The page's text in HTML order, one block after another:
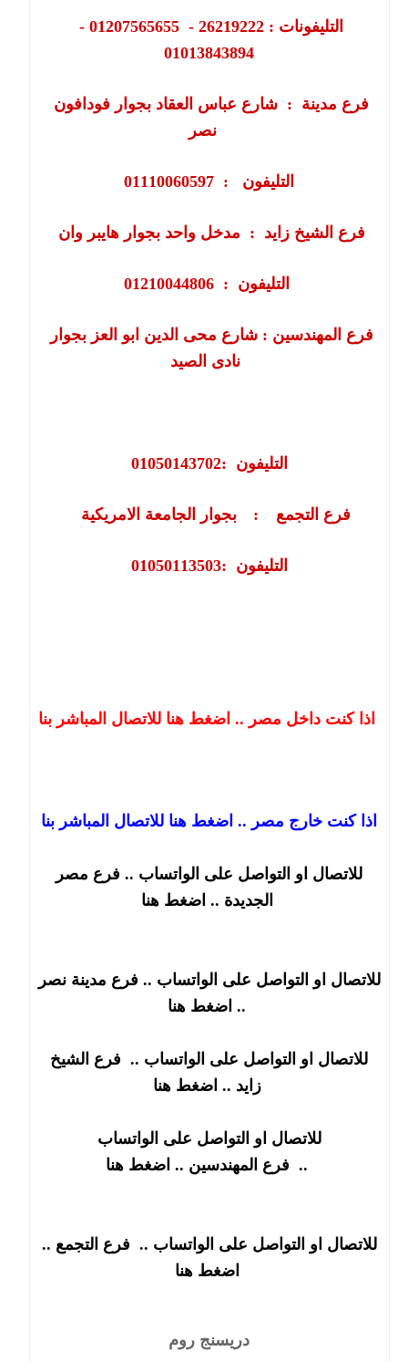
التليفونات : 26219222 - 01207565655 -
01013843894
شارع عباس العقاد بجوار فودافون :
نصر
التليفون : 01110060597
مدخل واحد بجوار هايبر وان : فرع الشيخ زايد
01210044806 :
فرع المهندسين :شارع محى الدين ابو العز بجوار
نادى الصيد
01050143702:
بجوار الجامعة الامريكية : فرع التجمع
01050113503:
اذا كنت خارج مصر .. اضغط هنا للاتصال المباشر بنا
للاتصال او التواصل على الواتساب .. فرع مصر
للاتصال او التواصل على الواتساب .. فرع مدينة نصر
للاتصال او التواصل على الواتساب .. فرع الشيخ
زايد.. اضغط هنا
للاتصال او التواصل على الواتساب
.. فرع المهندسين
للاتصال او التواصل على الواتساب .. فرع التجمع ..
دريسنج روم